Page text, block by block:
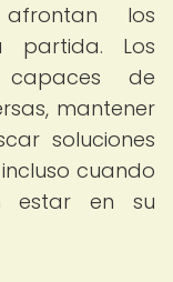
los
partida. Los
capaces de
mantener
soluciones
cuando
estar en su